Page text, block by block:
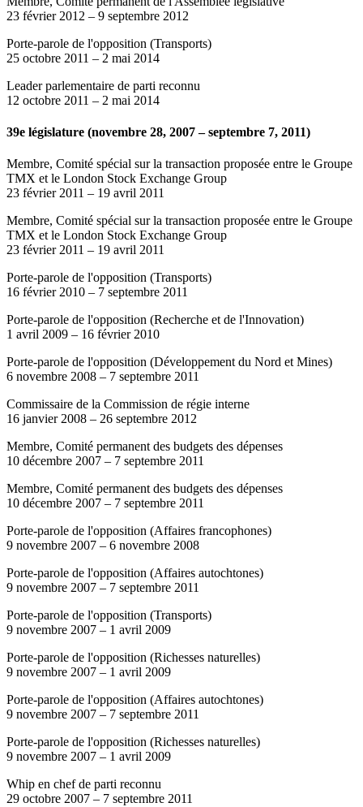
23 février 2012 – 9 septembre 2012
Porte-parole de l'opposition (Transports)
25 octobre 2011 – 2 mai 2014
Leader parlementaire de parti reconnu
12 octobre 2011 – 2 mai 2014
39e législature (novembre 28, 2007 – septembre 7, 2011)
Membre, Comité spécial sur la transaction proposée entre le Groupe
TMX et le London Stock Exchange Group
23 février 2011 – 19 avril 2011
Membre, Comité spécial sur la transaction proposée entre le Groupe
TMX et le London Stock Exchange Group
23 février 2011 – 19 avril 2011
Porte-parole de l'opposition (Transports)
16 février 2010 – 7 septembre 2011
Porte-parole de l'opposition (Recherche et de l'Innovation)
1 avril 2009 – 16 février 2010
Porte-parole de l'opposition (Développement du Nord et Mines)
6 novembre 2008 – 7 septembre 2011
Commissaire de la Commission de régie interne
16 janvier 2008 – 26 septembre 2012
Membre, Comité permanent des budgets des dépenses
10 décembre 2007 – 7 septembre 2011
Membre, Comité permanent des budgets des dépenses
10 décembre 2007 – 7 septembre 2011
Porte-parole de l'opposition (Affaires francophones)
9 novembre 2007 – 6 novembre 2008
Porte-parole de l'opposition (Affaires autochtones)
9 novembre 2007 – 7 septembre 2011
Porte-parole de l'opposition (Transports)
9 novembre 2007 – 1 avril 2009
Porte-parole de l'opposition (Richesses naturelles)
9 novembre 2007 – 1 avril 2009
Porte-parole de l'opposition (Affaires autochtones)
9 novembre 2007 – 7 septembre 2011
Porte-parole de l'opposition (Richesses naturelles)
9 novembre 2007 – 1 avril 2009
Whip en chef de parti reconnu
29 octobre 2007 – 7 septembre 2011